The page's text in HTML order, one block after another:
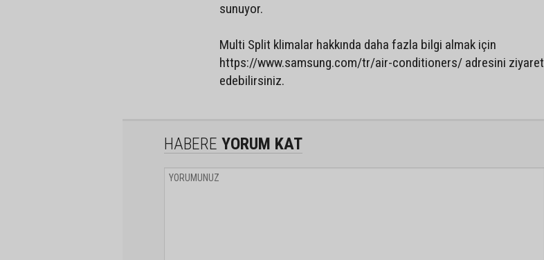
sunuyor.
Multi Split klimalar hakkında daha fazla bilgi almak için
https://www.samsung.com/tr/air-conditioners/ adresini ziyaret
edebilirsiniz.
HABERE YORUM KAT